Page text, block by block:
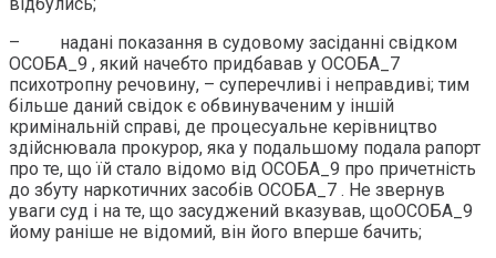
– надані показання в судовому засіданні свідком
ОСОБА_9 , який начебто придбавав у ОСОБА_7
психотропну речовину, – суперечливі і неправдиві; тим
більше даний свідок є обвинуваченим у іншій
кримінальній справі, де процесуальне керівництво
здійснювала прокурор, яка у подальшому подала рапорт
про те, що їй стало відомо від ОСОБА_9 про причетність
до збуту наркотичних засобів ОСОБА_7 . Не звернув
уваги суд і на те, що засуджений вказував, щоОСОБА_9
йому раніше не відомий, він його вперше бачить;